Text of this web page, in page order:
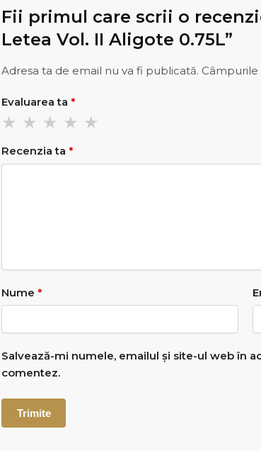
Fii primul care scrii o
Letea Vol. II Aligote 0.75L”
Adresa ta de email nu va fi publicată.
Evaluarea ta*
Recenzia ta*
Nume*
Salvează-mi numele, emailul și site-ul web în
comentez.